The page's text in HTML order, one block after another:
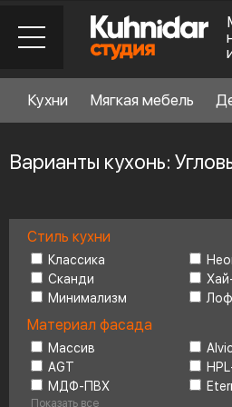
Стиль
Кухни Мягкая мебель
Варианты кухонь:
Стиль кухни
Классика
Сканди
Минимализм
Материал фасада
Массив
Alvic
AGT
МДФ-ПВХ
Показать все